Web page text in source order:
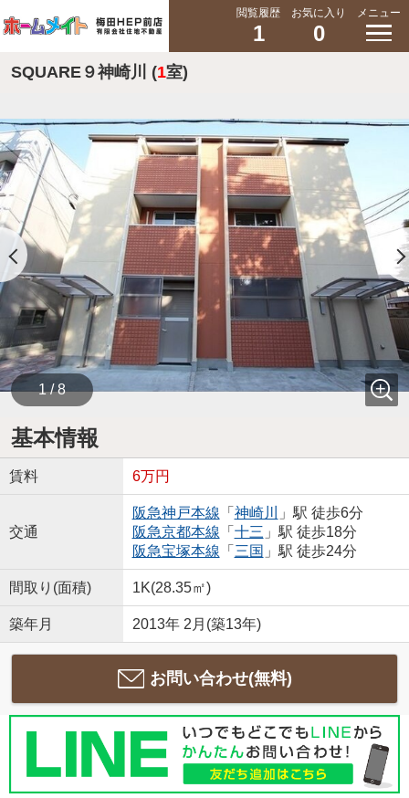
閲覧履歴
1
お気に入り
0
メニュー
SQUARE９神崎川 (1室)
1 / 8
基本情報
賃料 6万円
交通
阪急神戸本線 「 神崎川
」駅 徒歩6分
阪急京都本線 「 十三 」駅 徒歩18分
阪急宝塚本線 「 三国 」駅 徒歩24分
間取り(面積) 1K(28.35㎡)
築年月 2013年 2月(築13年)
お問い合わせ(無料)